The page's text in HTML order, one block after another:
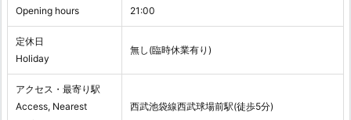
Opening hours
21:00
定休日
Holiday
無し(臨時休業有り)
アクセス・最寄り駅
Access, Nearest
西武池袋線西武球場前駅(徒歩5分)